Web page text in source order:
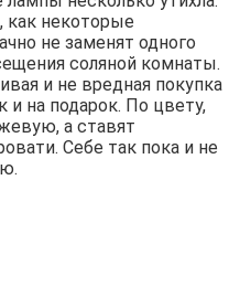
как некоторые
не заменят одного
соляной комнаты.
и не вредная покупка
и на подарок. По цвету,
а ставят
Себе так пока и не